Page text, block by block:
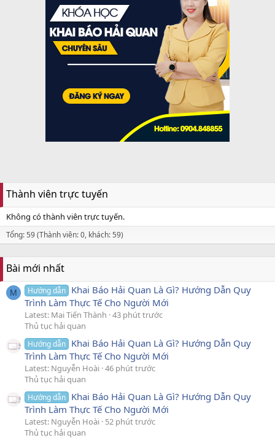
Thành viên trực tuyến
Không có thành viên trực tuyến.
Tổng: 59 (Thành viên: 0, khách: 59)
Bài mới nhất
M Hướng dẫn Khai Báo Hải Quan Là Gì? Hướng Dẫn Quy
Trình Làm Thực Tế Cho Người Mới
Latest: Mai Tiến Thành 43 phút trước
Thủ tục hải quan
Hướng dẫn Khai Báo Hải Quan Là Gì? Hướng Dẫn Quy
Trình Làm Thực Tế Cho Người Mới
Latest: Nguyễn Hoài 46 phút trước
Thủ tục hải quan
Hướng dẫn Khai Báo Hải Quan Là Gì? Hướng Dẫn Quy
Trình Làm Thực Tế Cho Người Mới
Latest: Nguyễn Hoài 52 phút trước
Thủ tục hải quan